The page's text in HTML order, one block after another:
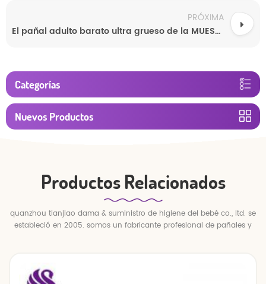
PRÓXIMA
El pañal adulto barato ultra grueso de la MUESTRA LIBRE jadea el pañal adulto disponible para el adulto
Categorías
Nuevos Productos
Productos Relacionados
quanzhou tianjiao dama & suministro de higiene del bebé co., ltd. se
estableció en 2005. somos un fabricante profesional de pañales y